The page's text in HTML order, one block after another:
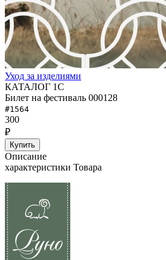
Уход за изделиями
КАТАЛОГ 1С
Билет на фестиваль 000128
#1564
300
₽
Купить
Описание
характеристики Товара